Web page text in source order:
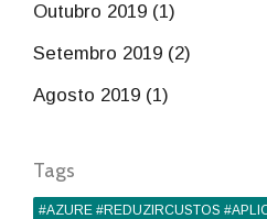
Outubro 2019 (1)
Setembro 2019 (2)
Agosto 2019 (1)
Tags
#AZURE #REDUZIRCUSTOS